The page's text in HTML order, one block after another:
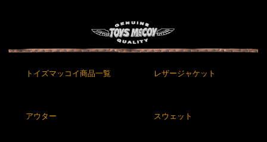
トイズマッコイ商品一覧 レザージャケット
アウター スウェット